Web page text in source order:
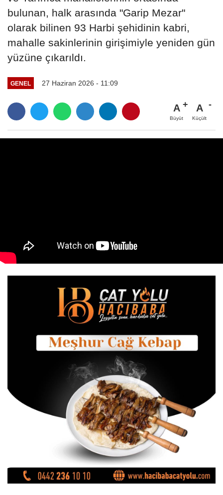
bulunan, halk arasında "Garip Mezar"
olarak bilinen 93 Harbi şehidinin kabri,
mahalle sakinlerinin girişimiyle yeniden gün
yüzüne çıkarıldı.
GENEL 27 Haziran 2026 - 11:09
A
Büyüt
A
Küçült